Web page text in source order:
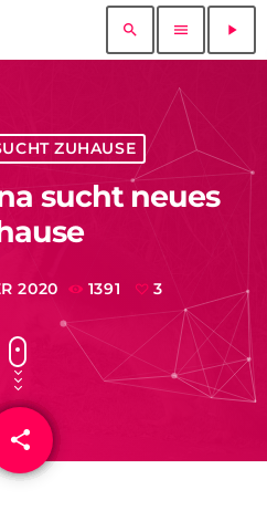
search menu play_arrow
ZUHAUSE
sucht neues
2020 1391 3
share
email